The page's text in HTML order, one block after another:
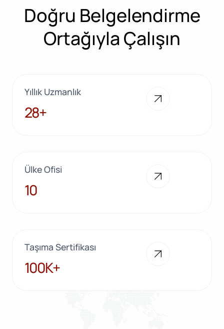
Doğru Belgelendirme
Ortağıyla Çalışın
Yıllık Uzmanlık
28+
28+
Ülke Ofisi
10
10
Taşıma Sertifikası
100K+
100K+